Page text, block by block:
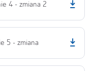
4 - zmiana 2
5 - zmiana